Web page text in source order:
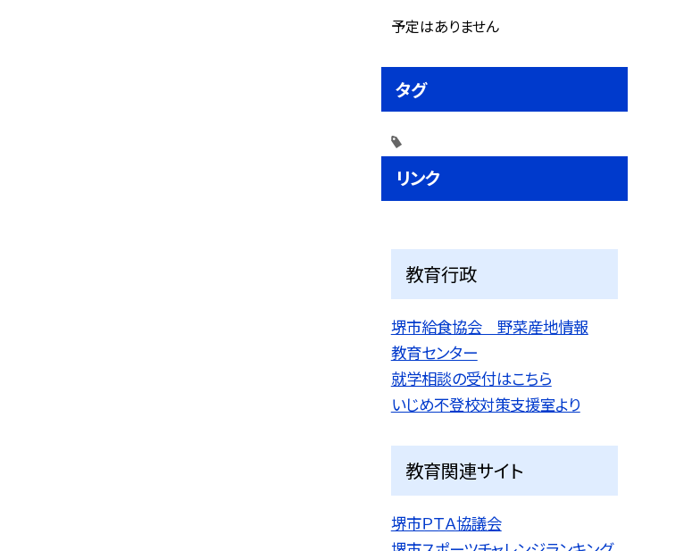
予定はありません
タグ
リンク
教育行政
堺市給食協会 野菜産地情報
教育センター
就学相談の受付はこちら
いじめ不登校対策支援室より
教育関連サイト
堺市ＰＴＡ協議会